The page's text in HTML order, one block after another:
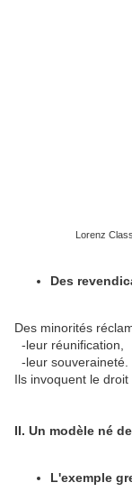
Lorenz
Des
Des minorités
-leur réunification,
-leur souveraineté.
Ils invoquent le droit
II. Un modèle né
L'exemple